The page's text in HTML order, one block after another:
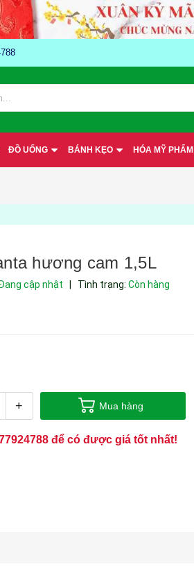
ĐỒ UỐNG BÁNH KẸO HÓA MỸ PHẨM
hương cam 1,5L
cập nhật Tình trạng: Còn hàng
+ Mua hàng
để có được giá tốt nhất!